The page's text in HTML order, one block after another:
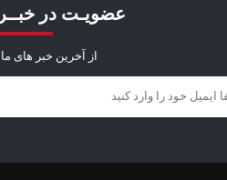
عضویـت در
از آخرین خبر ‌های